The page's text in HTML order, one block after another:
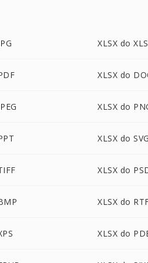
XLSX do XLS
XLSX do
XLSX do
XLSX do SVG
XLSX do
XLSX do
XLSX do